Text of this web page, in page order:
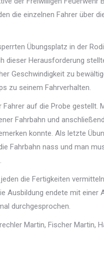
die einzelnen Fahrer über
Übungsplatz in der
dieser Herausforderung
Geschwindigkeit zu
zu seinem Fahrverhalten.
auf die Probe
Fahrbahn und
konnte. Als letzte
Fahrbahn nass und man
die Fertigkeiten
Ausbildung endete mit
durchgesprochen.
Martin, Fischer Martin,